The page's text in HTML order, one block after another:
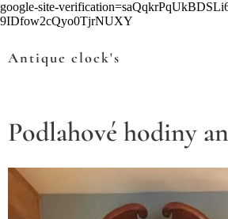
google-site-
9IDfow2cQyo0TjrNUXY
Antique clock's
Podlahové hodiny